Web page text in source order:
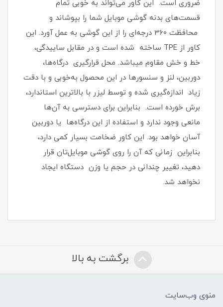
ضروری است‏.‏ این کاور می‌تواند به خوبی تمام
قسمت‌های بدنه گوشی موبایل شما را بپوشاند و
محافظت 360 درجه‌ای را از این گوشی به عمل آورد‏.‏ این
کاور از TPE ساخته شده است و در مقابل ساییدگی،
خط و خش مقاوم میباشد.‏ محل قرارگیری درگاه‌ها،
دوربین، لنز و سنسورها در این محصول به‌خوبی و با دقت
زیاد اندازه‌گیری شده و توسط لیزر با بالاترین استاندارد،
برش خورده است‏.‏ بنابراین برای دسترسی به آن‌ها
مانعی وجود ندارد و استفاده از این درگاه‌ها یا دوربین
آسان خواهد بود‏.‏ این کاور ضخامت بسیار کمی دارد،
بنابراین زمانی که آن را روی گوشی موبایل‌تان قرار
دهید، تغییر چندانی در حجم یا وزن دستگاه ایجاد
نخواهد شد‏.‏
برگشت به بالا
منوی وب‌سایت